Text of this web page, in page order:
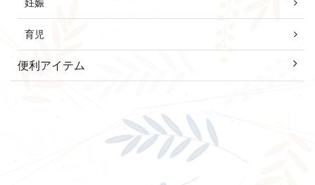
妊娠
育児
便利アイテム